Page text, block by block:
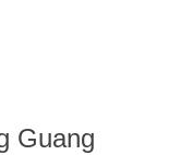
Guang